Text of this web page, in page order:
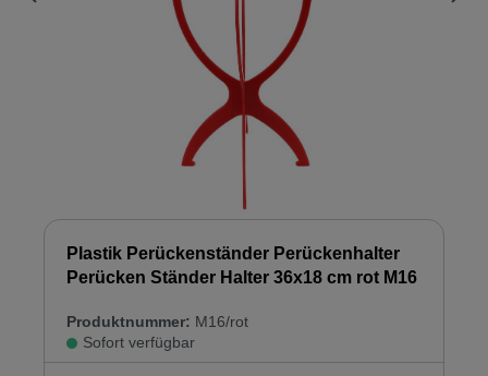
Plastik Perückenständer Perückenhalter
Perücken Ständer Halter 36x18 cm rot M16
Produktnummer: M16/rot
Sofort verfügbar